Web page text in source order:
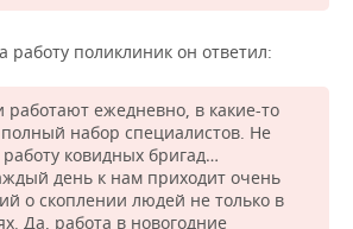
работу поликлиник он ответил:
ежедневно, в какие-то
набор специалистов. Не
ковидных бригад…
день к нам приходит очень
о скоплении людей не только в
Да, работа в новогодние